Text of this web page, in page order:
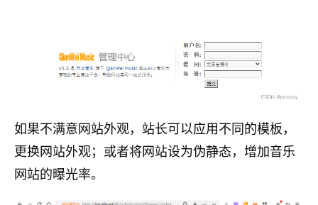
如果不满意网站外观，站长可以应用不同的模板，
更换网站外观；或者将网站设为伪静态，增加音乐
网站的曝光率。